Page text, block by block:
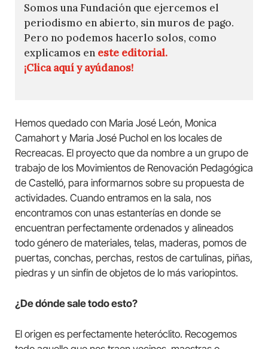
Somos una Fundación que ejercemos el
periodismo en abierto, sin muros de pago.
Pero no podemos hacerlo solos, como
explicamos en este editorial.
¡Clica aquí y ayúdanos!
Hemos quedado con Maria José León, Monica
Camahort y Maria José Puchol en los locales de
Recreacas. El proyecto que da nombre a un grupo de
trabajo de los Movimientos de Renovación Pedagógica
de Castelló, para informarnos sobre su propuesta de
actividades. Cuando entramos en la sala, nos
encontramos con unas estanterías en donde se
encuentran perfectamente ordenados y alineados
todo género de materiales, telas, maderas, pomos de
puertas, conchas, perchas, restos de cartulinas, piñas,
piedras y un sinfín de objetos de lo más variopintos.
¿De dónde sale todo esto?
El origen es perfectamente heteróclito. Recogemos